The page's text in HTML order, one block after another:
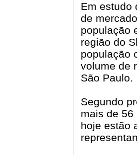
Em estudo
de
população
região do
população
volume de
São Paulo.
Segundo
mais de
hoje estão